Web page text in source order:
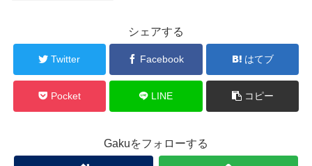
シェアする
Twitter Facebook はてブ
Pocket LINE コピー
Gakuをフォローする